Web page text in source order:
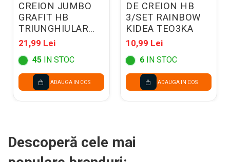
CREION JUMBO
GRAFIT HB
TRIUNGHIULAR
PIXEL 3/SET +
RADIERA
206023901
21,99 Lei
45 IN STOC
ADAUGA IN COS
DE CREION HB
3/SET RAINBOW
KIDEA TEO3KA
10,99 Lei
6 IN STOC
ADAUGA IN COS
Descoperă cele mai